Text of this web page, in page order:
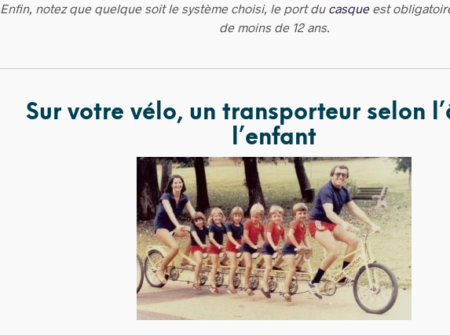
Enfin, notez que quelque soit le système choisi, le port du casqueest
de moins de 12 ans.
Sur votre vélo, un transporteur selon
l’enfant